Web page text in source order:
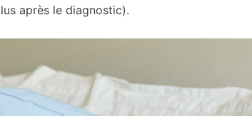
après le diagnostic).